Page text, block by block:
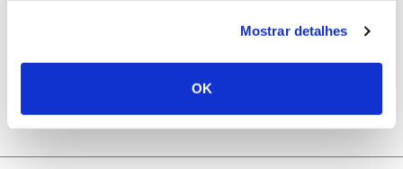
Mostrar detalhes
OK